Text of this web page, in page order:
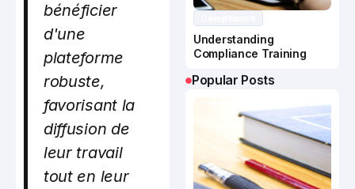
bénéficier
d'une
plateforme
robuste,
favorisant la
diffusion de
leur travail
tout en leur
Understanding
Compliance Training
Popular Posts